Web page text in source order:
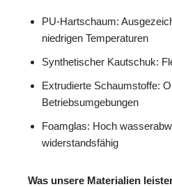
PU-Hartschaum:
niedrigen Temperaturen
Synthetischer Kautschuk:
Extrudierte Schaumstoffe:
Betriebsumgebungen
Foamglas: Hoch
widerstandsfähig
Was unsere Materialien